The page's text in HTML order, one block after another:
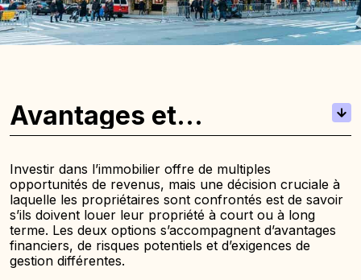
Avantages et
inconvénients de chaque
option
Investir dans l’immobilier offre de multiples
opportunités de revenus, mais une décision cruciale à
laquelle les propriétaires sont confrontés est de savoir
s’ils doivent louer leur propriété à court ou à long
terme. Les deux options s’accompagnent d’avantages
financiers, de risques potentiels et d’exigences de
gestion différentes.